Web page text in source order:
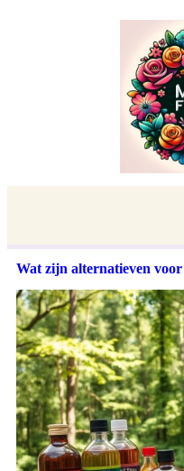
Wat zijn alternatieven voor